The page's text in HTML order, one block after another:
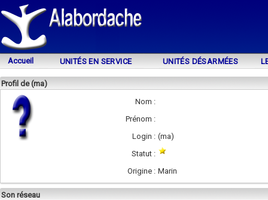
Accueil UNITÉS EN SERVICE UNITÉS DÉSARMÉES
Profil de (ma)
Nom :
Prénom :
Login : (ma)
Statut :
Origine : Marin
Son réseau